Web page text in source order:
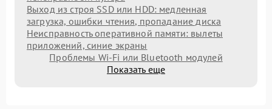
Выход из строя SSD или HDD: медленная
загрузка, ошибки чтения, пропадание диска
Неисправность оперативной памяти: вылеты
приложений, синие экраны
Проблемы Wi‑Fi или Bluetooth модулей
Показать еще